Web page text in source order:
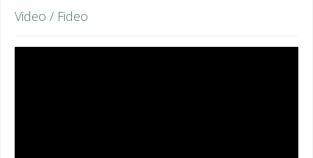
Video / Fideo